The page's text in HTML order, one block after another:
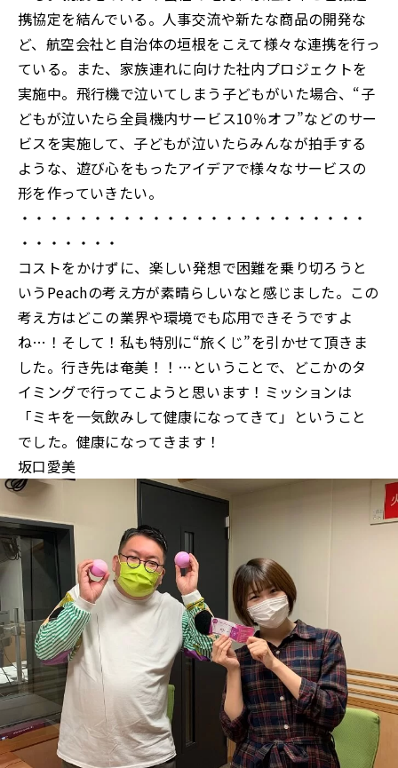
携協定を結んでいる。人事交流や新たな商品の開発な
ど、航空会社と自治体の垣根をこえて様々な連携を行っ
ている。また、家族連れに向けた社内プロジェクトを
実施中。飛行機で泣いてしまう子どもがいた場合、“子
どもが泣いたら全員機内サービス10％オフ”などのサー
ビスを実施して、子どもが泣いたらみんなが拍手する
ような、遊び心をもったアイデアで様々なサービスの
形を作っていきたい。
・・・・・・・・・・・・・・・・・・・・・・・・
・・・・・・・
コストをかけずに、楽しい発想で困難を乗り切ろうと
いうPeachの考え方が素晴らしいなと感じました。この
考え方はどこの業界や環境でも応用できそうですよ
ね…！そして！私も特別に“旅くじ”を引かせて頂きま
した。行き先は奄美！！…ということで、どこかのタ
イミングで行ってこようと思います！ミッションは
「ミキを一気飲みして健康になってきて」ということ
でした。健康になってきます！
坂口愛美